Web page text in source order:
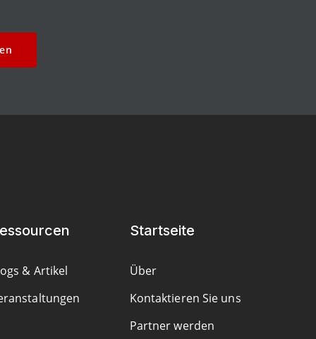
& Artikel
Startseite
Über
Kontaktieren Sie uns
Partner werden